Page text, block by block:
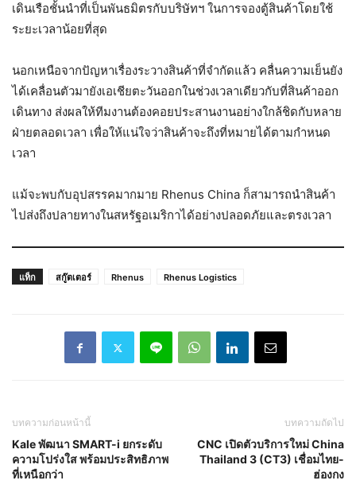
เดินเรือชั้นนำที่เป็นพันธมิตรกับบริษัทฯ ในการจองตู้สินค้าโดยใช้
ระยะเวลาน้อยที่สุด
นอกเหนือจากปัญหาเรื่องระวางสินค้าที่จำกัดแล้ว คลื่นความเย็นยัง
ได้เคลื่อนตัวมายังเอเชียตะวันออกในช่วงเวลาเดียวกับที่สินค้าออก
เดินทาง ส่งผลให้ทีมงานต้องคอยประสานงานอย่างใกล้ชิดกับหลาย
ฝ่ายตลอดเวลา เพื่อให้แน่ใจว่าสินค้าจะถึงที่หมายได้ตามกำหนด
เวลา
แม้จะพบกับอุปสรรคมากมาย Rhenus China ก็สามารถนำสินค้า
ไปส่งถึงปลายทางในสหรัฐอเมริกาได้อย่างปลอดภัยและตรงเวลา
แท็ก สกู๊ตเตอร์ Rhenus Rhenus Logistics
บทความก่อนหน้านี้
Kale พัฒนา SMART-i ยกระดับ
ความโปร่งใส พร้อมประสิทธิภาพ
ที่เหนือกว่า
บทความถัดไป
CNC เปิดตัวบริการใหม่ China
Thailand 3 (CT3) เชื่อมไทย-
ฮ่องกง